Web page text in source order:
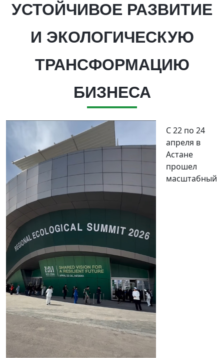
УСТОЙЧИВОЕ РАЗВИТИЕ
И ЭКОЛОГИЧЕСКУЮ
ТРАНСФОРМАЦИЮ
БИЗНЕСА
С 22 по 24
апреля в
Астане
прошел
масштабный